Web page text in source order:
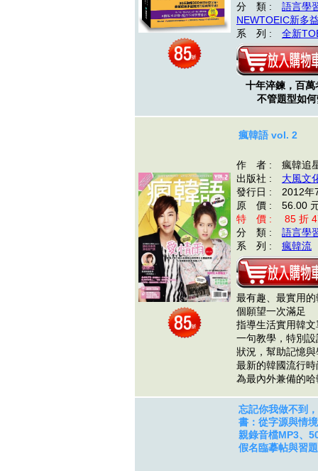
分 類 : 語言學
NEWTOEIC新多
系 列 : 全新
十年淬鍊，百
不管題型如
瘋韓語 vol. 2
作 者 : 瘋韓追
出版社 : 大風文
發行日 : 2012年
原 價 : 56.00
特 價 : 85 折
分 類 : 語言學
系 列 : 瘋韓流
最有趣、最實用
個願望一次滿足
指導生活實用韓
一句教學，特別
狀況，幫助記憶
最新的韓國流行
為最內外兼備
忘記你我做不到
書：從字源與情
親錄音檔MP3、
假名臨摹帖與習